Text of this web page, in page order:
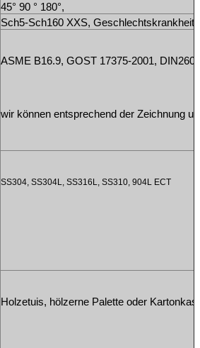
45° 90 ° 180°,
Sch5-Sch160 XXS,
ASME B16.9, GOST 17375-2001,
wir können entsprechend der Zeichnung
SS304, SS304L, SS316L, SS310, 904L ECT
Holzetuis, hölzerne Palette oder